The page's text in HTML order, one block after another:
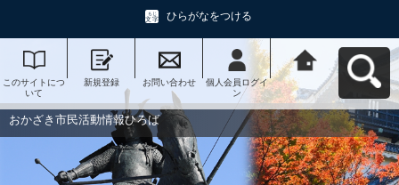
ひらがなをつける
このサイトにつ
いて
新規登録 お問い合わせ
個人会員ログイ
ン
おかざき市民活
動情報ひろばへ
戻る
おかざき市民活動情報ひろば